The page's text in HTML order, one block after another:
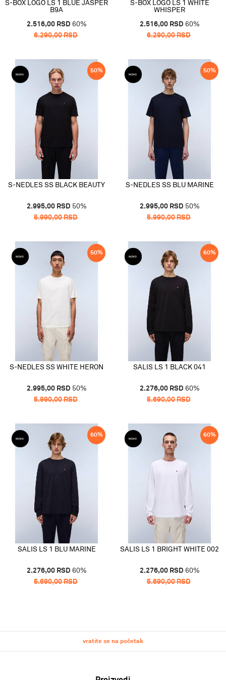
S-BOX LOGO LS 1 BLUE JASPER
B9A
2.516,00 RSD 60%
6.290,00RSD
S-BOX LOGO LS 1 WHITE
WHISPER
2.516,00 RSD 60%
6.290,00RSD
50%
S-NEDLES SS BLACK BEAUTY
2.995,00 RSD 50%
5.990,00RSD
50%
S-NEDLES SS BLU MARINE
2.995,00 RSD 50%
5.990,00RSD
50%
S-NEDLES SS WHITE HERON
2.995,00 RSD 50%
5.990,00RSD
60%
SALIS LS 1 BLACK 041
2.276,00 RSD 60%
5.690,00RSD
60%
SALIS LS 1 BLU MARINE
2.276,00 RSD 60%
5.690,00RSD
60%
SALIS LS 1 BRIGHT WHITE 002
2.276,00 RSD 60%
5.690,00RSD
vratite se na početak